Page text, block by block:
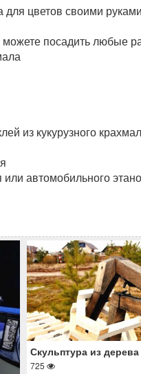
для цветов своими
посадить любые
из кукурузного
или автомобильного
Скульптура из
725